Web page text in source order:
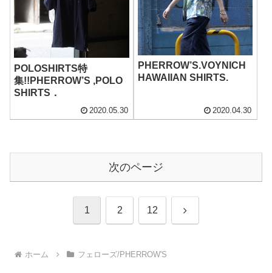
POLOSHIRTS特
集!!PHERROW’S ,POLO
SHIRTS．
2020.05.30
PHERROW’S.VOYNICH
HAWAIIAN SHIRTS.
2020.04.30
次のページ
1 2 12 次
ホーム フェローズ/PHERROW'S